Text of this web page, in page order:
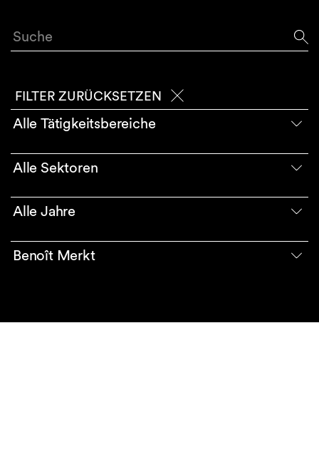
Suche
FILTER ZURÜCKSETZEN
Alle Tätigkeitsbereiche
Alle Sektoren
Alle Jahre
Benoît Merkt